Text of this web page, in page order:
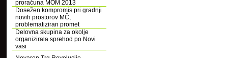
proračuna MOM 2013
Dosežen kompromis pri gradnji
novih prostorov MČ,
problematiziran promet
Delovna skupina za okolje
organizirala sprehod po Novi
vasi